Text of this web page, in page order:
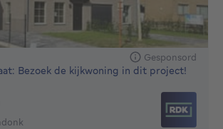
Gesponsord
Bezoek de kijkwoning in dit project!